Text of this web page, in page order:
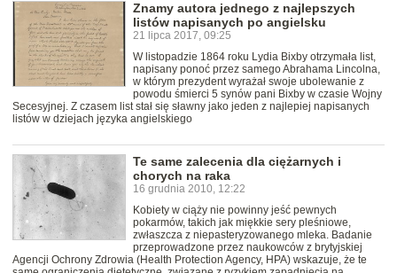
Znamy autora jednego z najlepszych
listów napisanych po angielsku
21 lipca 2017, 09:25
W listopadzie 1864 roku Lydia Bixby otrzymała list,
napisany ponoć przez samego Abrahama Lincolna,
w którym prezydent wyrażał swoje ubolewanie z
powodu śmierci 5 synów pani Bixby w czasie Wojny
Secesyjnej. Z czasem list stał się sławny jako jeden z najlepiej napisanych
listów w dziejach języka angielskiego
Te same zalecenia dla ciężarnych i
chorych na raka
16 grudnia 2010, 12:22
Kobiety w ciąży nie powinny jeść pewnych
pokarmów, takich jak miękkie sery pleśniowe,
zwłaszcza z niepasteryzowanego mleka. Badanie
przeprowadzone przez naukowców z brytyjskiej
Agencji Ochrony Zdrowia (Health Protection Agency, HPA) wskazuje, że te